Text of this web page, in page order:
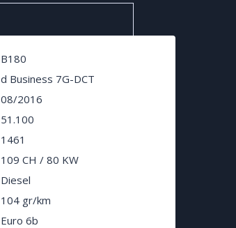
B180
d Business 7G-DCT
08/2016
51.100
1461
109 CH / 80 KW
Diesel
104 gr/km
Euro 6b